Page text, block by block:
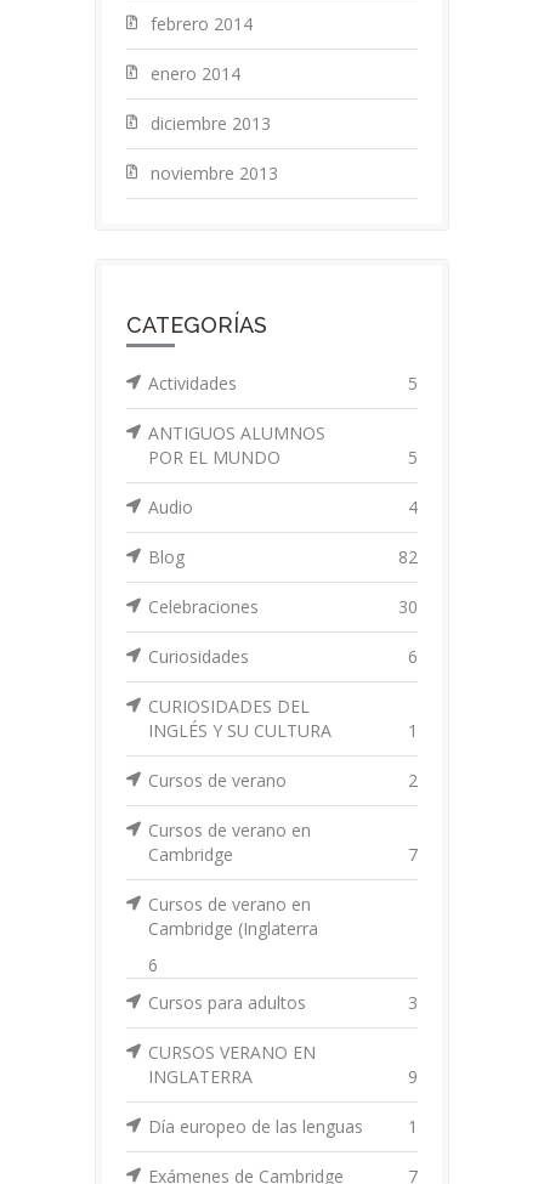
febrero 2014
enero 2014
diciembre 2013
noviembre 2013
CATEGORÍAS
Actividades 5
ANTIGUOS ALUMNOS
POR EL MUNDO
5
Audio 4
Blog 82
Celebraciones 30
Curiosidades 6
CURIOSIDADES DEL
INGLÉS Y SU CULTURA
1
Cursos de verano 2
Cursos de verano en
Cambridge
7
Cursos de verano en
Cambridge (Inglaterra
6
Cursos para adultos
3
CURSOS VERANO EN
INGLATERRA
9
Día europeo de las lenguas 1
Exámenes de Cambridge 7